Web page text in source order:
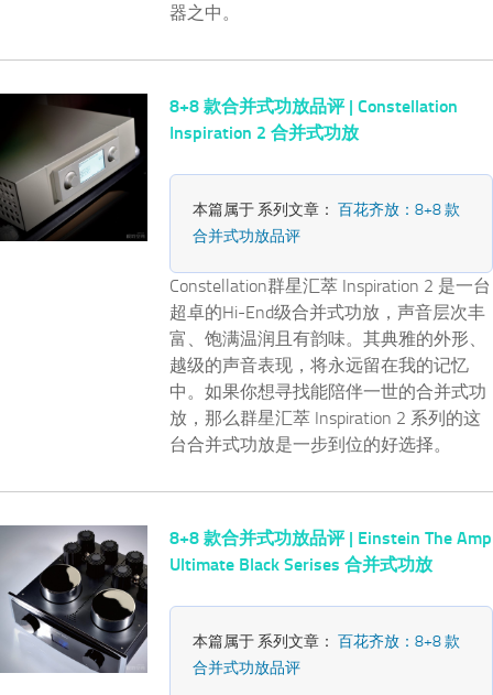
器之中。
8+8 款合并式功放品评 | Constellation
Inspiration 2 合并式功放
本篇属于 系列文章：百花齐放：8+8 款
合并式功放品评
Constellation群星汇萃 Inspiration 2 是一台
超卓的Hi-End级合并式功放，声音层次丰
富、饱满温润且有韵味。其典雅的外形、
越级的声音表现，将永远留在我的记忆
中。如果你想寻找能陪伴一世的合并式功
放，那么群星汇萃 Inspiration 2 系列的这
台合并式功放是一步到位的好选择。
8+8 款合并式功放品评 | Einstein The Amp
Ultimate Black Serises 合并式功放
本篇属于 系列文章：百花齐放：8+8 款
合并式功放品评